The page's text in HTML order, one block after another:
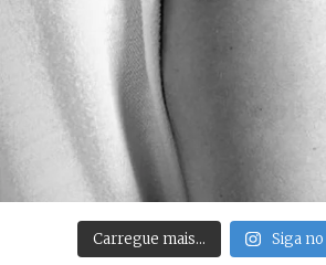
Carregue mais… Siga